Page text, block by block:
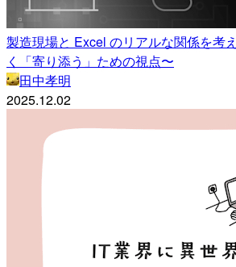
製造現場と Excel のリアルな関係を考
く「寄り添う」ための視点〜
田中孝明
2025.12.02